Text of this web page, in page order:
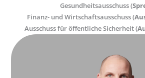
Gesundheitsausschuss (
Finanz- und Wirtschaftsausschuss (
Ausschuss für öffentliche Sicherheit (